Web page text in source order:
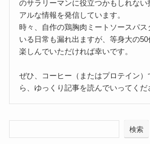
のサラリーマンに役立つかもしれない
アルな情報を発信しています。
時々、自作の鶏胸肉ミートソースパス
いる日常も漏れ出ますが、等身大の
楽しんでいただければ幸いです。
ぜひ、コーヒー（またはプロテイン）
ら、ゆっくり記事を読んでいってくだ
検索